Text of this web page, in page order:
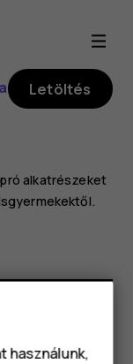
Letöltés
alkatrészeket
használunk,